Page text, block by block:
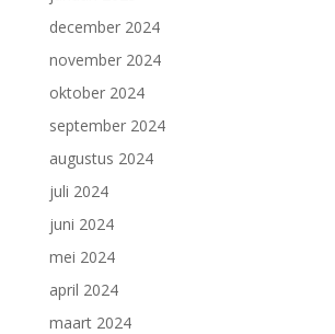
december 2024
november 2024
oktober 2024
september 2024
augustus 2024
juli 2024
juni 2024
mei 2024
april 2024
maart 2024